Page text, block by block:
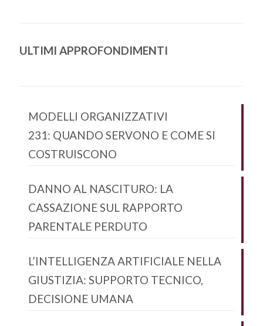
ULTIMI APPROFONDIMENTI
MODELLI ORGANIZZATIVI
231: QUANDO SERVONO E COME SI
COSTRUISCONO
DANNO AL NASCITURO: LA
CASSAZIONE SUL RAPPORTO
PARENTALE PERDUTO
L’INTELLIGENZA ARTIFICIALE NELLA
GIUSTIZIA: SUPPORTO TECNICO,
DECISIONE UMANA